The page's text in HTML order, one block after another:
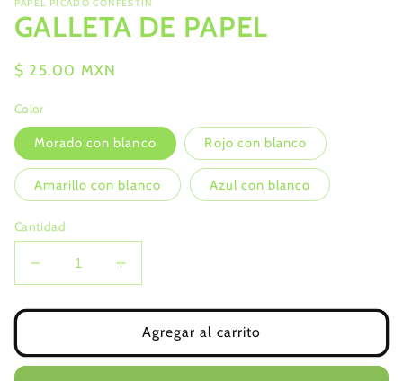
modal
PAPEL PICADO CONFESTÍN
GALLETA DE PAPEL
Precio
$ 25.00 MXN
Color
Morado con blanco Rojo con blanco
Amarillo con blanco Azul con blanco
Cantidad
Reducir
cantidad
para
DE
PAPEL
Aumentar
cantidad
para
GALLETA
DE
PAPEL
Agregar al carrito